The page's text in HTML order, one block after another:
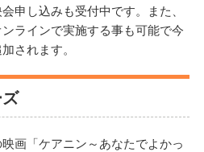
申し込みも受付中です。また、
ラインで実施する事も可能で今
されます。
画「ケアニン～あなたでよかっ